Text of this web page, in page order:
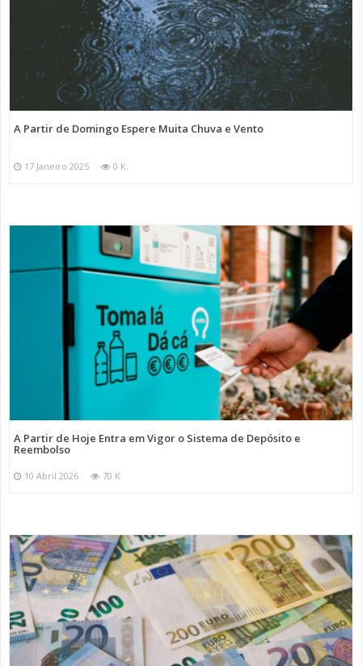
A Partir de Domingo Espere Muita Chuva e Vento
17 Janeiro 2025 0 K
A Partir de Hoje Entra em Vigor o Sistema de Depósito e
Reembolso
10 Abril 2026 70 K